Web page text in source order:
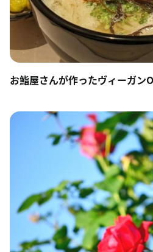
お鮨屋さんが作ったヴィーガン